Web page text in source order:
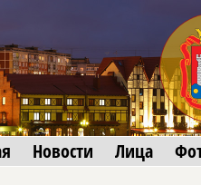
Новости Лица